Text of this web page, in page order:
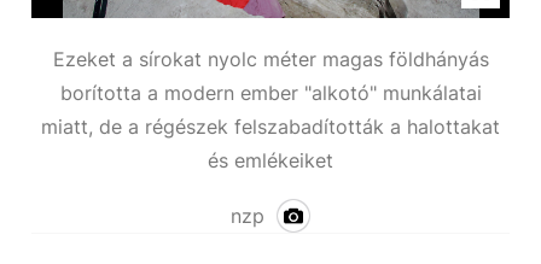
Ezeket a sírokat nyolc méter magas földhányás
borította a modern ember "alkotó" munkálatai
miatt, de a régészek felszabadították a halottakat
és emlékeiket
nzp